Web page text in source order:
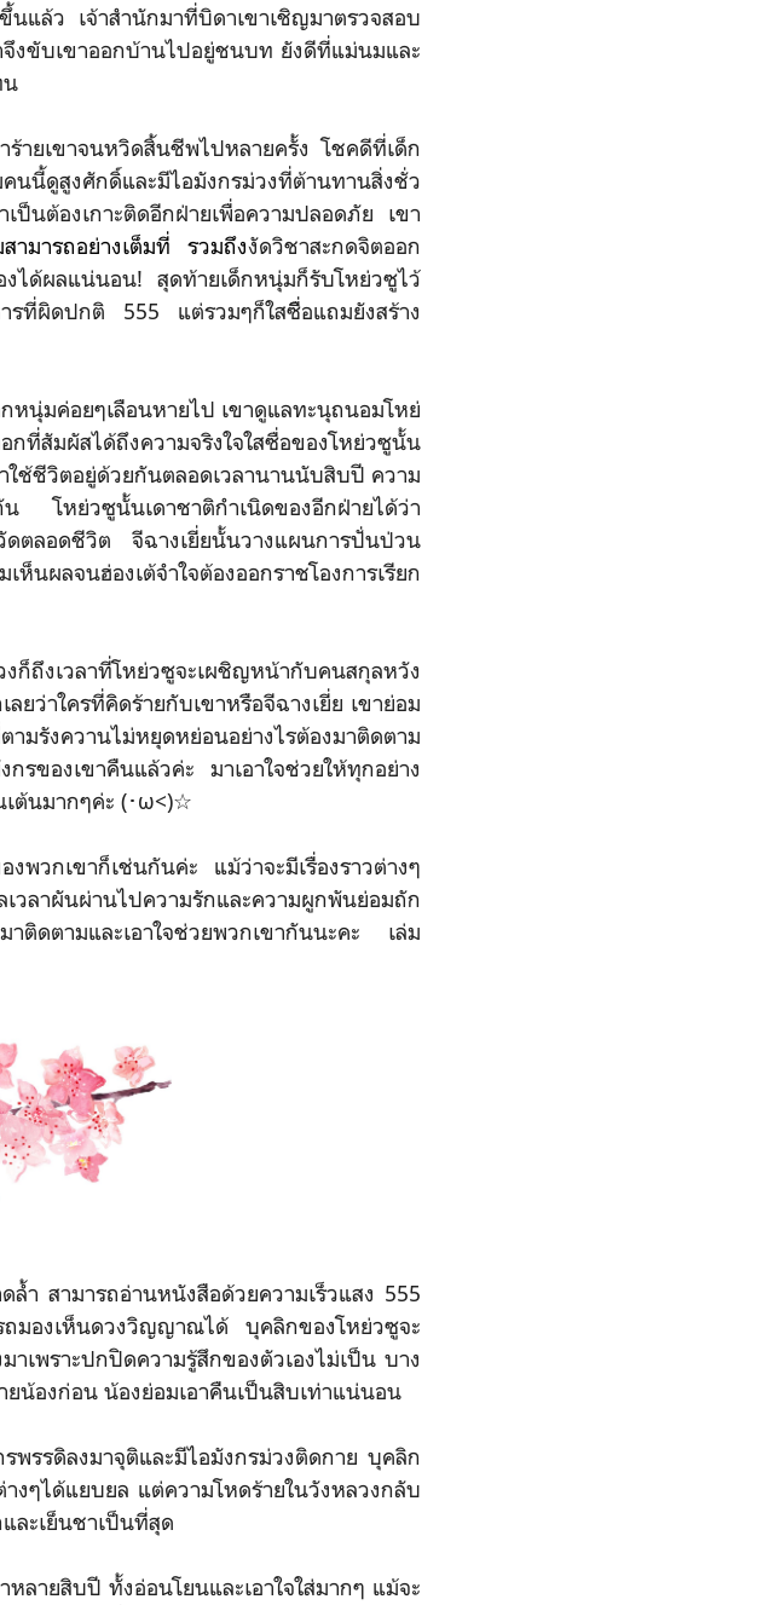
นแล้ว เจ้าสำนักมาที่บิดาเขาเชิญมาตรวจสอบ
งขับเขาออกบ้านไปอยู่ชนบท ยังดีที่แม่นมและ
น
ยเขาจนหวิดสิ้นชีพไปหลายครั้ง โชคดีที่เด็ก
นี้ดูสูงศักดิ์และมีไอมังกรม่วงที่ต้านทานสิ่งชั่ว
ป็นต้องเกาะติดอีกฝ่ายเพื่อความปลอดภัย เขา
ามารถอย่างเต็มที่ รวมถึงงัดวิชาสะกดจิตออก
งได้ผลแน่นอน! สุดท้ายเด็กหนุ่มก็รับโหย่วซูไว้
รที่ผิดปกติ 555 แต่รวมๆก็ใสซื่ิอแถมยังสร้าง
หนุ่มค่อยๆเลือนหายไป เขาดูแลทะนุถนอมโหย่
กที่สัมผัสได้ถึงความจริงใจใสซื่อของโหย่วซูนั้น
ใช้ชีวิตอยู่ด้วยกันตลอดเวลานานนับสิบปี ความ
น โหย่วซูนั้นเดาชาติกำเนิดของอีกฝ่ายได้ว่า
ดตลอดชีวิต จีฉางเยี่ยนั้นวางแผนการปั่นป่วน
นผลจนฮ่องเต้จำใจต้องออกราชโองการเรียก
งก็ถึงเวลาที่โหย่วซูจะเผชิญหน้ากับคนสกุลหวัง
ยว่าใครที่คิดร้ายกับเขาหรือจีฉางเยี่ย เขาย่อม
มรังควานไม่หยุดหย่อนอย่างไรต้องมาติดตาม
รของเขาคืนแล้วค่ะ มาเอาใจช่วยให้ทุกอย่าง
เต้นมากๆค่ะ (･ω<)☆
เขาก็เช่นกันค่ะ แม้ว่าจะมีเรื่องราวต่างๆ
เวลาผันผ่านไปความรักและความผูกพันย่อมถัก
มาติดตามและเอาใจช่วยพวกเขากันนะคะ
เล่ม
ำ สามารถอ่านหนังสือด้วยความเร็วแสง 555
ถมองเห็นดวงวิญญาณได้ บุคลิกของโหย่วซูจะ
าเพราะปกปิดความรู้สึกของตัวเองไม่เป็น บาง
ยน้องก่อน น้องย่อมเอาคืนเป็นสิบเท่าแน่นอน
พรรดิลงมาจุติและมีไอมังกรม่วงติดกาย บุคลิก
งๆได้แยบยล แต่ความโหดร้ายในวังหลวงกลับ
ละเย็นชาเป็นที่สุด
ายสิบปี ทั้งอ่อนโยนและเอาใจใส่มากๆ แม้จะ